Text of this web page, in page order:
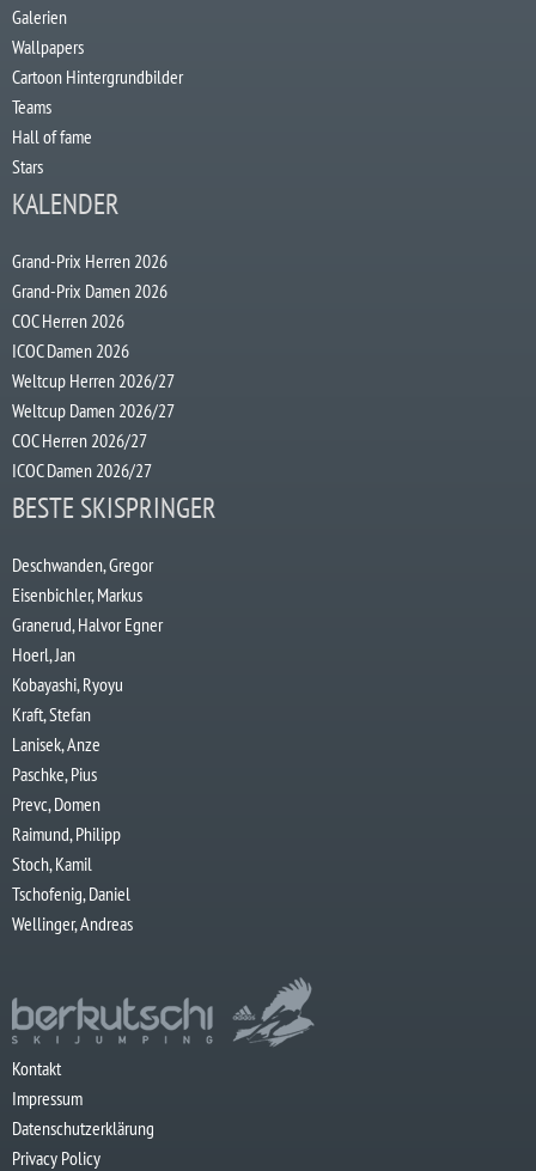
Galerien
Wallpapers
Cartoon Hintergrundbilder
Teams
Hall of fame
Stars
KALENDER
Grand-Prix Herren 2026
Grand-Prix Damen 2026
COC Herren 2026
ICOC Damen 2026
Weltcup Herren 2026/27
Weltcup Damen 2026/27
COC Herren 2026/27
ICOC Damen 2026/27
BESTE SKISPRINGER
Deschwanden, Gregor
Eisenbichler, Markus
Granerud, Halvor Egner
Hoerl, Jan
Kobayashi, Ryoyu
Kraft, Stefan
Lanisek, Anze
Paschke, Pius
Prevc, Domen
Raimund, Philipp
Stoch, Kamil
Tschofenig, Daniel
Wellinger, Andreas
Kontakt
Impressum
Datenschutzerklärung
Privacy Policy